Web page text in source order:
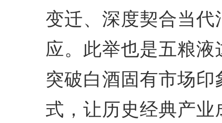
变迁、深度契合当
应。此举也是五粮
突破白酒固有市场
式，让历史经典产